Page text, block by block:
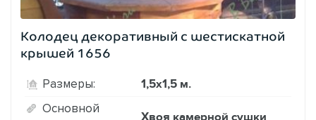
Колодец декоративный с шестискатной
крышей 1656
Размеры: 1,5х1,5 м.
Основной
Хвоя камерной сушки